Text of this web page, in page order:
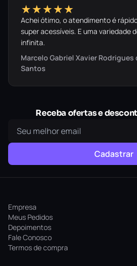
★★★★★
Achei ótimo, o atendimento é
super acessíveis. E uma variedade
infinita.
Marcelo Gabriel Xavier Rodrigues
Santos
Receba ofertas e
Cadastrar
Empresa
Meus Pedidos
Depoimentos
Fale Conosco
Termos de compra